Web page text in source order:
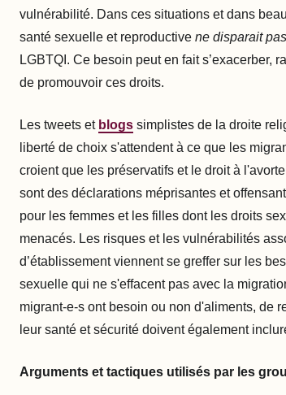
vulnérabilité. Dans ces situations et dans
santé sexuelle et reproductive ne disparait pas
LGBTQI. Ce besoin peut en fait s’exacerber,
de promouvoir ces droits.
Les tweets et blogs simplistes de la droite
liberté de choix s'attendent à ce que les
croient que les préservatifs et le droit à
sont des déclarations méprisantes et
pour les femmes et les filles dont les droits
menacés. Les risques et les vulnérabilités
d’établissement viennent se greffer sur les
sexuelle qui ne s'effacent pas avec la
migrant-e-s ont besoin ou non d'aliments, de
leur santé et sécurité doivent également
Arguments et tactiques utilisés par les